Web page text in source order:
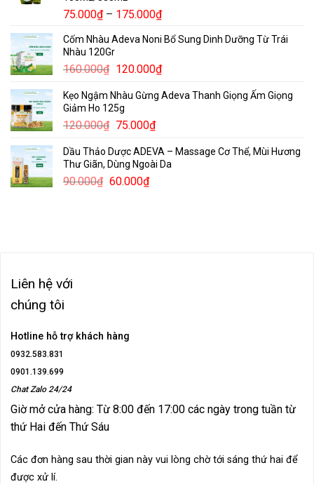
75.000₫ – 175.000₫Khoảng
từ
đến
Cốm Nhàu Adeva Noni Bổ Sung Dinh Dưỡng Từ Trái
Nhàu 120Gr
160.000₫ Giá
là:
160.000₫.
120.000₫Giá
tại
Kẹo Ngậm Nhàu Gừng Adeva Thanh Giọng Ấm Giọng
Giảm Ho 125g
120.000₫ Giá
là:
120.000₫.
75.000₫Giá
tại
là:
Dầu Thảo Dược ADEVA – Massage Cơ Thể, Mùi Hương
Thư Giãn, Dùng Ngoài Da
90.000₫ Giá
60.000₫Giá
Liên hệ với
chúng tôi
Hotline hỗ trợ khách hàng
0932.583.831
0901.139.699
Chat Zalo 24/24
Giờ mở cửa hàng: Từ 8:00 đến 17:00 các ngày trong tuần từ
thứ Hai đến Thứ Sáu
Các đơn hàng sau thời gian này vui lòng chờ tới sáng thứ hai để
được xử lí.